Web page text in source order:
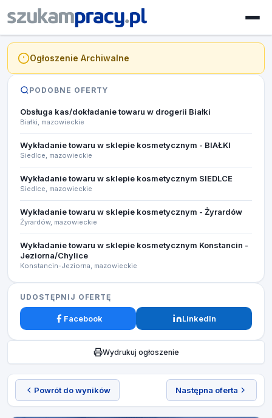
Powrót do wyników Następna oferta
Ogłoszenie Archiwalne
PODOBNE OFERTY
Obsługa kas/dokładanie towaru w drogerii Białki
Białki, mazowieckie
Wykładanie towaru w sklepie kosmetycznym - BIAŁKI
Siedlce, mazowieckie
Wykładanie towaru w sklepie kosmetycznym SIEDLCE
Siedlce, mazowieckie
Wykładanie towaru w sklepie kosmetycznym - Żyrardów
Żyrardów, mazowieckie
Wykładanie towaru w sklepie kosmetycznym Konstancin -
Jeziorna/Chylice
Konstancin-Jeziorna, mazowieckie
UDOSTĘPNIJ OFERTĘ
Facebook LinkedIn
Wydrukuj ogłoszenie